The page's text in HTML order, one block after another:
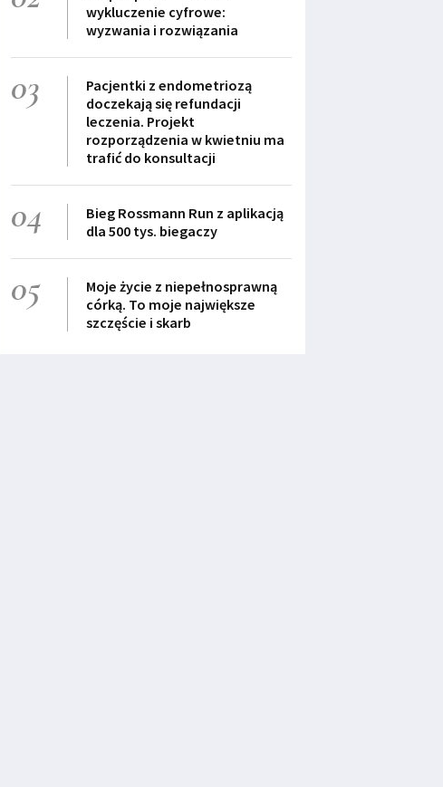
wykluczenie cyfrowe:
wyzwania i rozwiązania
03
Pacjentki z endometriozą
doczekają się refundacji
leczenia. Projekt
rozporządzenia w kwietniu ma
trafić do konsultacji
04
Bieg Rossmann Run z aplikacją
dla 500 tys. biegaczy
05
Moje życie z niepełnosprawną
córką. To moje największe
szczęście i skarb